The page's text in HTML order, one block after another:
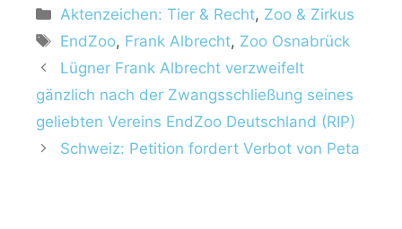
K
a
e
g
o
r
Aktenzeichen: Tier & Recht, Zoo & Zirkus
S
c
l
a
g
EndZoo, Frank Albrecht, Zoo Osnabrück
Lügner Frank Albrecht verzweifelt
gänzlich nach der Zwangsschließung seines
geliebten Vereins EndZoo Deutschland (RIP)
Schweiz: Petition fordert Verbot von Peta